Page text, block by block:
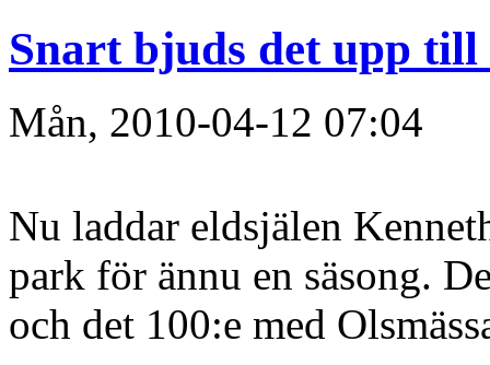
Snart bjuds det upp till
Mån, 2010-04-12 07:04
Nu laddar eldsjälen
park för ännu en säsong.
och det 100:e med